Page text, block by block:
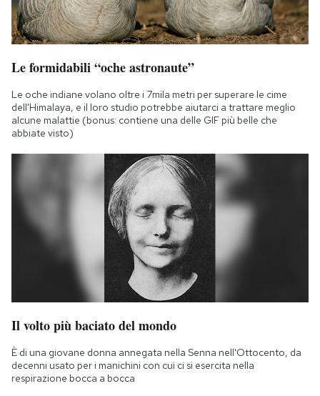
Le formidabili “oche astronaute”
Le oche indiane volano oltre i 7mila metri per superare le cime
dell'Himalaya, e il loro studio potrebbe aiutarci a trattare meglio
alcune malattie (bonus: contiene una delle GIF più belle che
abbiate visto)
Il volto più baciato del mondo
È di una giovane donna annegata nella Senna nell'Ottocento, da
decenni usato per i manichini con cui ci si esercita nella
respirazione bocca a bocca